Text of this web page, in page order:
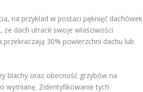
na przykład w postaci pęknięć dachówek
dach utracił swoje właściwości
przekraczają 30% powierzchni dachu lub
blachy oraz obecność grzybów na
wymianę. Zidentyfikowanie tych